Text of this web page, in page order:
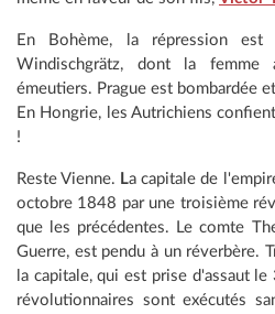
En Bohème, la répression
Windischgrätz, dont la femme
émeutiers. Prague est bombardée
En Hongrie, les Autrichiens
!
Reste Vienne. La capitale de
octobre 1848 par une troisième
que les précédentes. Le comte
Guerre, est pendu à un réverbère.
la capitale, qui est prise d'assaut
révolutionnaires sont exécutés